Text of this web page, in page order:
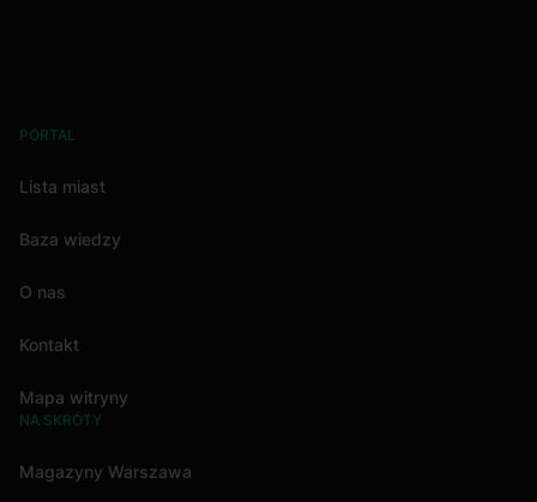
PORTAL
Lista miast
Baza wiedzy
O nas
Kontakt
Mapa witryny
NA SKRÓTY
Magazyny Warszawa